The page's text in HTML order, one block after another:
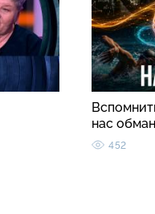
нас
452